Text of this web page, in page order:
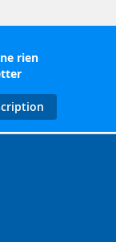
rien